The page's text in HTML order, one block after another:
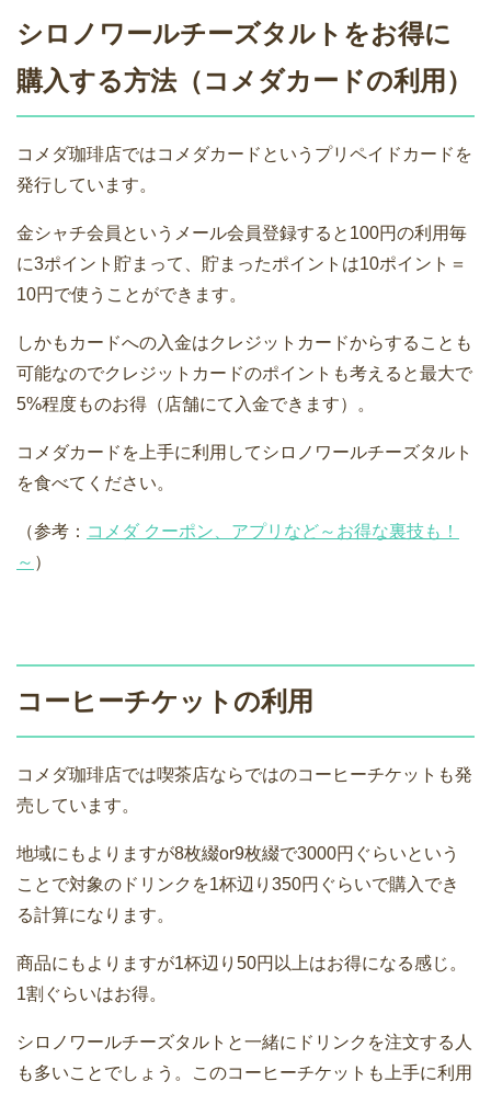
シロノワールチーズタルトをお得に
購入する方法（コメダカードの利用）
コメダ珈琲店ではコメダカードというプリペイドカードを
発行しています。
金シャチ会員というメール会員登録すると100円の利用毎
に3ポイント貯まって、貯まったポイントは10ポイント＝
10円で使うことができます。
しかもカードへの入金はクレジットカードからすることも
可能なのでクレジットカードのポイントも考えると最大で
5%程度ものお得（店舗にて入金できます）。
コメダカードを上手に利用してシロノワールチーズタルト
を食べてください。
（参考： コメダ クーポン、アプリなど～お得な裏技も！
～ ）
コーヒーチケットの利用
コメダ珈琲店では喫茶店ならではのコーヒーチケットも発
売しています。
地域にもよりますが8枚綴or9枚綴で3000円ぐらいという
ことで対象のドリンクを1杯辺り350円ぐらいで購入でき
る計算になります。
商品にもよりますが1杯辺り50円以上はお得になる感じ。
1割ぐらいはお得。
シロノワールチーズタルトと一緒にドリンクを注文する人
も多いことでしょう。このコーヒーチケットも上手に利用